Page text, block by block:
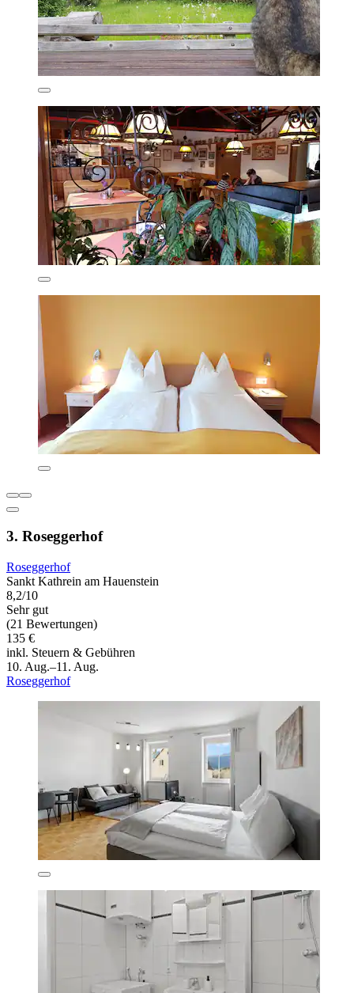
3. Roseggerhof
Roseggerhof
Sankt Kathrein am Hauenstein
8,2/10
Sehr gut
(21 Bewertungen)
135 €
inkl. Steuern & Gebühren
10. Aug.–11. Aug.
Roseggerhof